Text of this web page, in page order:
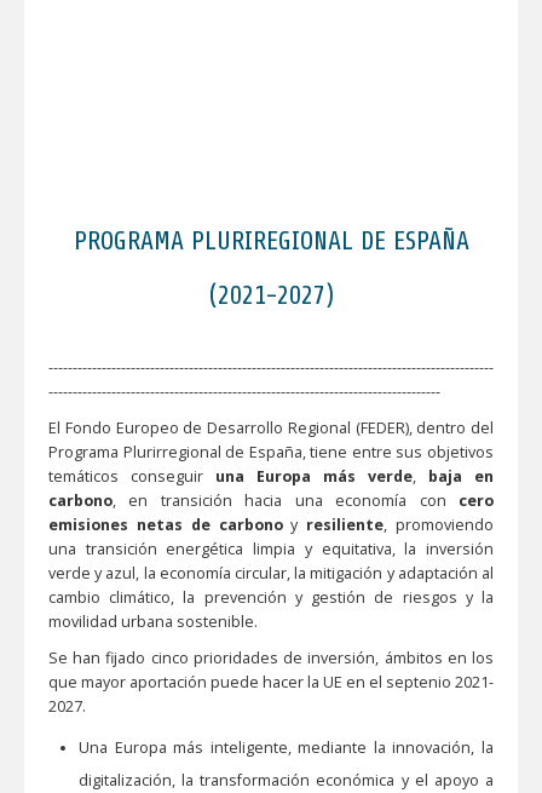
PROGRAMA PLURIREGIONAL DE ESPAÑA
(2021-2027)
--------------------------------------------------------------------------------------------
---------------------------------------------------------------------------------
El Fondo Europeo de Desarrollo Regional (FEDER), dentro del
Programa Plurirregional de España, tiene entre sus objetivos
temáticos conseguir una Europa más verde, baja en
carbono, en transición hacia una economía con cero
emisiones netas de carbonoy resiliente, promoviendo
una transición energética limpia y equitativa, la inversión
verde y azul, la economía circular, la mitigación y adaptación al
cambio climático, la prevención y gestión de riesgos y la
movilidad urbana sostenible.
Se han fijado cinco prioridades de inversión, ámbitos en los
que mayor aportación puede hacer la UE en el septenio 2021-
2027.
Una Europa más inteligente, mediante la innovación, la
digitalización, la transformación económica y el apoyo a